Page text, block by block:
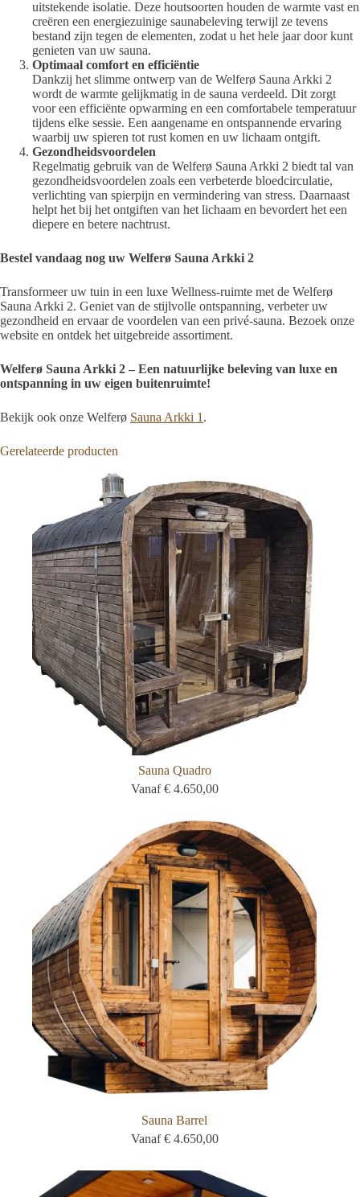
uitstekende isolatie. Deze houtsoorten houden de warmte vast en
creëren een energiezuinige saunabeleving terwijl ze tevens
bestand zijn tegen de elementen, zodat u het hele jaar door kunt
genieten van uw sauna.
Optimaal comfort en efficiëntie
Dankzij het slimme ontwerp van de Welferø Sauna Arkki 2
wordt de warmte gelijkmatig in de sauna verdeeld. Dit zorgt
voor een efficiënte opwarming en een comfortabele temperatuur
tijdens elke sessie. Een aangename en ontspannende ervaring
waarbij uw spieren tot rust komen en uw lichaam ontgift.
Gezondheidsvoordelen
Regelmatig gebruik van de Welferø Sauna Arkki 2 biedt tal van
gezondheidsvoordelen zoals een verbeterde bloedcirculatie,
verlichting van spierpijn en vermindering van stress. Daarnaast
helpt het bij het ontgiften van het lichaam en bevordert het een
diepere en betere nachtrust.
Bestel vandaag nog uw Welferø Sauna Arkki 2
Transformeer uw tuin in een luxe Wellness-ruimte met de Welferø
Sauna Arkki 2. Geniet van de stijlvolle ontspanning, verbeter uw
gezondheid en ervaar de voordelen van een privé-sauna. Bezoek onze
website en ontdek het uitgebreide assortiment.
Welferø Sauna Arkki 2 – Een natuurlijke beleving van luxe en
ontspanning in uw eigen buitenruimte!
Bekijk ook onze Welferø Sauna Arkki 1 .
Gerelateerde producten
Sauna Quadro
Vanaf €4.650,00
Sauna Barrel
Vanaf €4.650,00